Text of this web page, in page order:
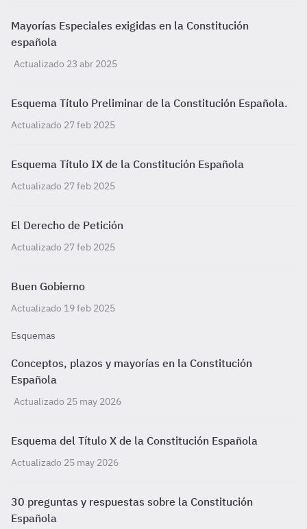
Mayorías Especiales exigidas en la Constitución
española
Actualizado 23 abr 2025
Esquema Título Preliminar de la Constitución Española.
Actualizado 27 feb 2025
Esquema Título IX de la Constitución Española
Actualizado 27 feb 2025
El Derecho de Petición
Actualizado 27 feb 2025
Buen Gobierno
Actualizado 19 feb 2025
Esquemas
Conceptos, plazos y mayorías en la Constitución
Española
Actualizado 25 may 2026
Esquema del Título X de la Constitución Española
Actualizado 25 may 2026
30 preguntas y respuestas sobre la Constitución
Española